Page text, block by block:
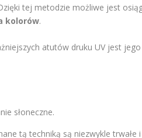
tej metodzie możliwe jest
kolorów.
atutów druku UV jest
słoneczne.
tą techniką są niezwykle